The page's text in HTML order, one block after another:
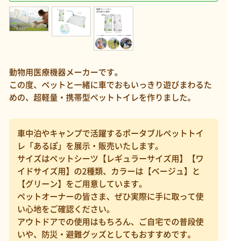
動物用医療機器メーカーです。
この度、ペットと一緒に車でおもいっきり遊びまわるた
めの、超軽量・携帯型ペットトイレを作りました。
車中泊やキャンプで活躍するポータブルペットトイ
レ「あるぽ」を展示・販売いたします。
サイズはペットシーツ【レギュラーサイズ用】【ワ
イドサイズ用】の2種類、カラーは【ベージュ】と
【グリーン】をご用意しています。
ペットオーナーの皆さま、ぜひ実際に手に取って使
い心地をご確認ください。
アウトドアでの使用はもちろん、ご自宅での普段使
いや、防災・避難グッズとしてもおすすめです。